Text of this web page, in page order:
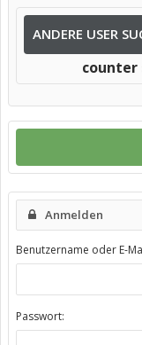
counter
Anmelden
Benutzername oder E-
Passwort: